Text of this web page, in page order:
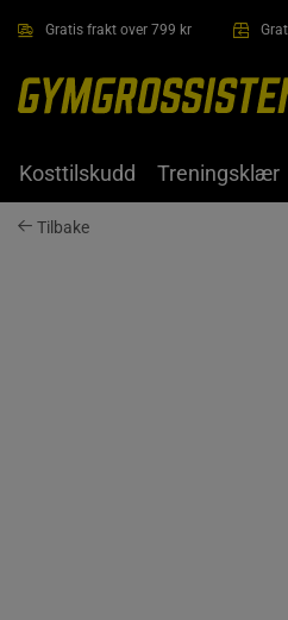
Gratis frakt over 799 kr
Kosttilskudd Treningsklær
Tilbake